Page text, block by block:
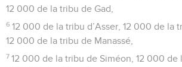
12 000 de la tribu de Gad,
6 12 000 de la tribu d’Asser, 12 000 de la
12 000 de la tribu de Manassé,
7 12 000 de la tribu de Siméon, 12 000 de